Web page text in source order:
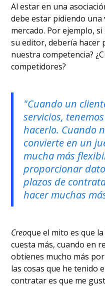
Al estar en una
debe estar pidiendo
mercado. Por ejemplo,
su editor, debería hacer
nuestra competencia?
competidores?
‍"Cuando un
servicios,
hacerlo. Cuando
convierte en un
mucha más
proporcionar
plazos de
hacer muchas
‍Creoque el mito es que
cuesta más, cuando en
obtienes mucho más
las cosas que he tenido
contratar es que me